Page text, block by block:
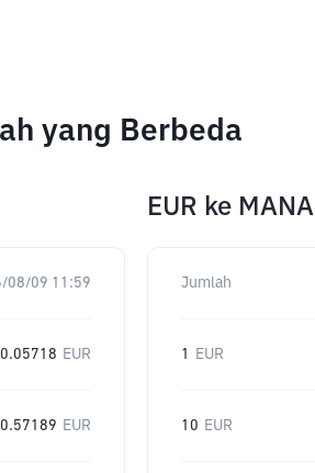
yang Berbeda
08/09 11:59
0.05718 EUR
0.57189 EUR
EUR ke MANA
Jumlah
1 EUR
10 EUR